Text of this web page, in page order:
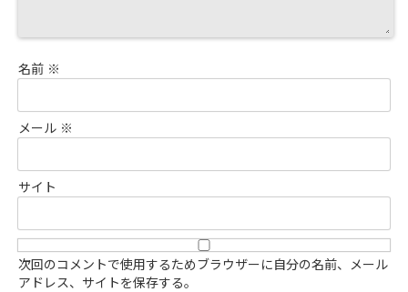
名前 ※
メール ※
サイト
次回のコメントで使用するためブラウザーに自分の名前、メール
アドレス、サイトを保存する。